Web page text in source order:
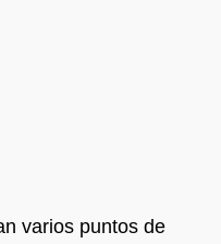
varios puntos de